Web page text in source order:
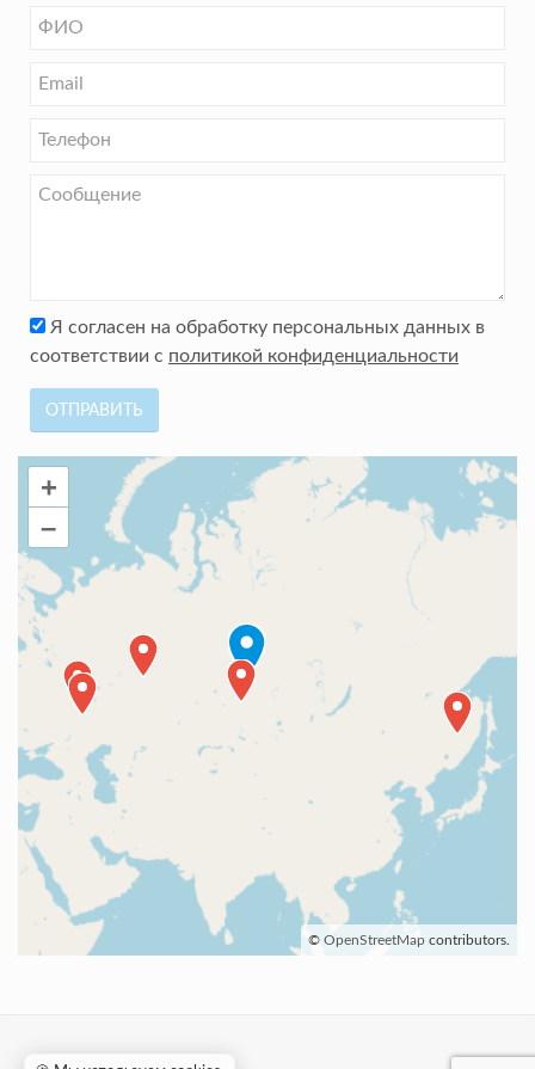
Я согласен на обработку персональных данных в
соответствии с политикой конфиденциальности
ОТПРАВИТЬ
+
–
© OpenStreetMap contributors.